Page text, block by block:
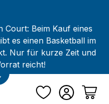
Court: Beim Kauf eines
es einen Basketball im
Nur für kurze Zeit und
reicht!